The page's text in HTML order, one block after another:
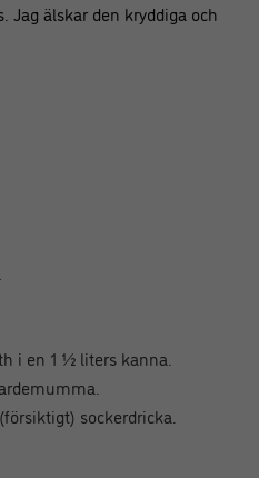
Jag älskar den kryddiga och
i en 1 ½ liters kanna.
sockerdricka.